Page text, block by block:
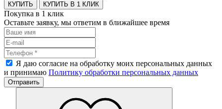
КУПИТЬ В 1 КЛИК
Покупка в 1 клик
Оставьте заявку, мы ответим в ближайшее время
Я даю согласие на обработку моих персональных данных
и принимаю Политику обработки персональных данных
Отправить